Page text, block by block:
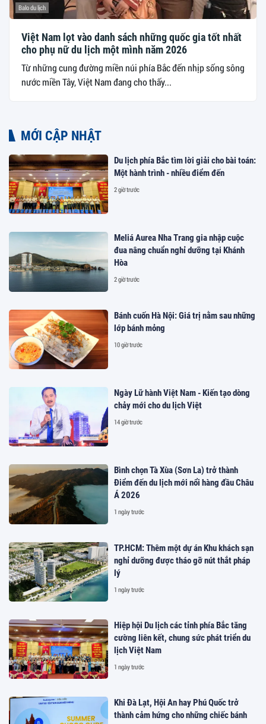
Balo du lịch
Việt Nam lọt vào danh sách những quốc gia tốt nhất
cho phụ nữ du lịch một mình năm 2026
Từ những cung đường miền núi phía Bắc đến nhịp sống sông
nước miền Tây, Việt Nam đang cho thấy...
MỚI CẬP NHẬT
Du lịch phía Bắc tìm lời giải cho bài toán:
Một hành trình - nhiều điểm đến
2 giờ trước
Meliá Aurea Nha Trang gia nhập cuộc
đua nâng chuẩn nghỉ dưỡng tại Khánh
Hòa
2 giờ trước
Bánh cuốn Hà Nội: Giá trị nằm sau những
lớp bánh mỏng
10 giờ trước
Ngày Lữ hành Việt Nam - Kiến tạo dòng
chảy mới cho du lịch Việt
14 giờ trước
Bình chọn Tà Xùa (Sơn La) trở thành
Điểm đến du lịch mới nổi hàng đầu Châu
Á 2026
1 ngày trước
TP.HCM: Thêm một dự án Khu khách sạn
nghỉ dưỡng được tháo gỡ nút thắt pháp
lý
1 ngày trước
Hiệp hội Du lịch các tỉnh phía Bắc tăng
cường liên kết, chung sức phát triển du
lịch Việt Nam
1 ngày trước
Khi Đà Lạt, Hội An hay Phú Quốc trở
thành cảm hứng cho những chiếc bánh